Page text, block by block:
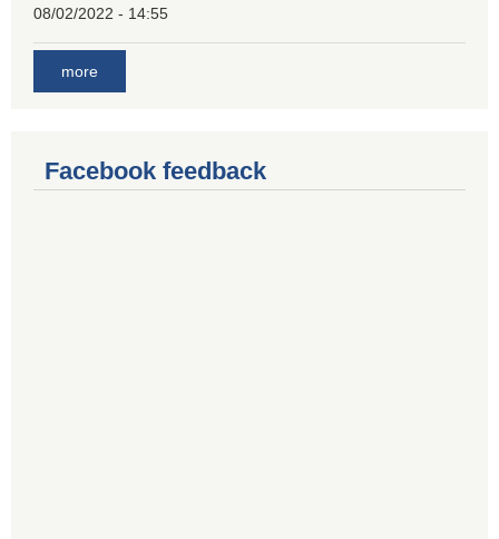
08/02/2022 - 14:55
more
Facebook feedback